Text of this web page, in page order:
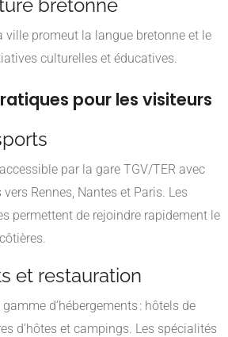
bretonne
ville promeut la langue bretonne et le
culturelles et éducatives.
pour les visiteurs
par la gare TGV/TER avec
Rennes, Nantes et Paris. Les
permettent de rejoindre rapidement le
et restauration
d’hébergements : hôtels de
d’hôtes et campings. Les spécialités